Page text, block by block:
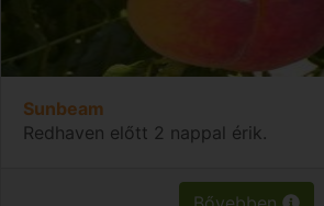
Sunbeam
Redhaven előtt 2 nappal érik.